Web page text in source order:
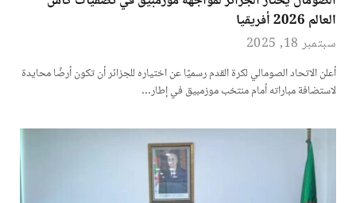
العالم 2026 أفريقيا
سبتمبر 18, 2025
أعلن الاتحاد الصومالي لكرة القدم رسميًا عن اختياره للجزائر أن تكون أرضًا محايدة
لاستضافة مباراته أمام منتخب موزمبيق في إطار…